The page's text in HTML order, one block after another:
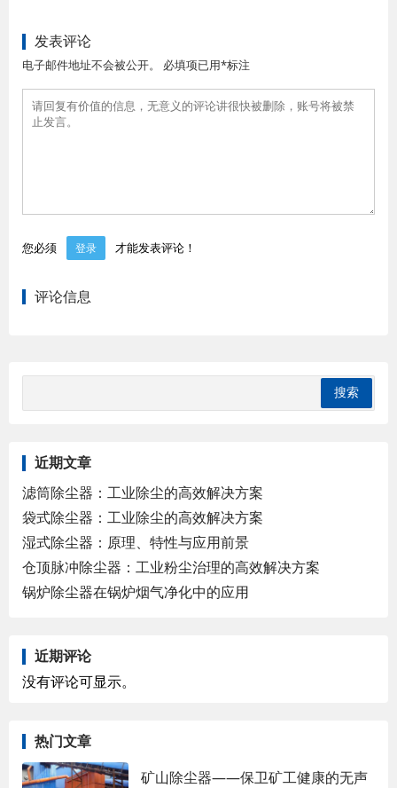
发表评论
电子邮件地址不会被公开。 必填项已用*标注
您必须 登录 才能发表评论！
评论信息
近期文章
滤筒除尘器：工业除尘的高效解决方案
袋式除尘器：工业除尘的高效解决方案
湿式除尘器：原理、特性与应用前景
仓顶脉冲除尘器：工业粉尘治理的高效解决方案
锅炉除尘器在锅炉烟气净化中的应用
近期评论
没有评论可显示。
热门文章
矿山除尘器——保卫矿工健康的无声